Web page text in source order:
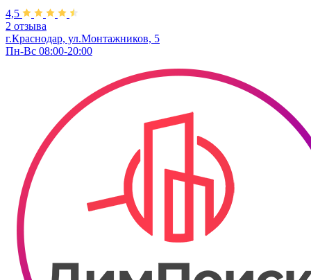
4,5
2 отзыва
г.Краснодар, ул.Монтажников, 5
Пн-Вс 08:00-20:00